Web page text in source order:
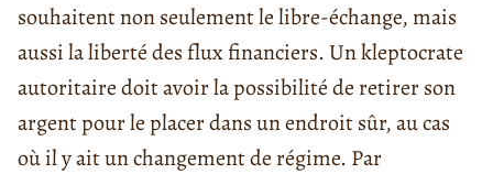
souhaitent non seulement le libre-échange, mais
aussi la liberté des flux financiers. Un kleptocrate
autoritaire doit avoir la possibilité de retirer son
argent pour le placer dans un endroit sûr, au cas
où il y ait un changement de régime. Par